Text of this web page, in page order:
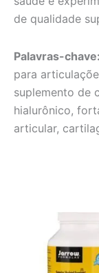
de qualidade
Palavras-chave:
para
suplemento de
hialurônico,
articular,